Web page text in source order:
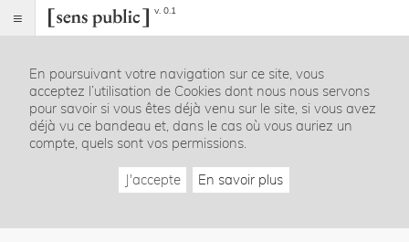
v. 0.1
Index
Article
Citer /
Partager
En poursuivant votre navigation sur ce site, vous
acceptez l’utilisation de Cookies dont nous nous servons
pour savoir si vous êtes déjà venu sur le site, si vous avez
déjà vu ce bandeau et, dans le cas où vous auriez un
compte, quels sont vos permissions.
J'accepte En savoir plus